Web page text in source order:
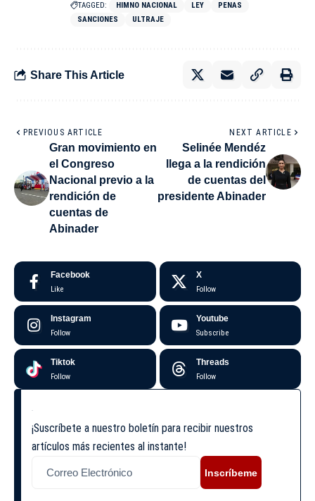
TAGGED: HIMNO NACIONAL LEY
PENAS
SANCIONES
ULTRAJE
Share This Article
PREVIOUS ARTICLE
Gran movimiento en
el Congreso
Nacional previo a la
rendición de
cuentas de
Abinader
NEXT ARTICLE
Selinée Mendéz
llega a la rendición
de cuentas del
presidente Abinader
Facebook
Like
X
Follow
Instagram
Follow
Youtube
Subscribe
Tiktok
Follow
Threads
Follow
¡Suscríbete a nuestro boletín para recibir nuestros
artículos más recientes al instante!
Inscríbeme